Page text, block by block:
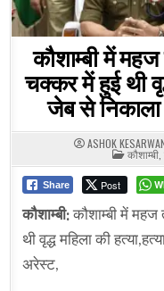
कौशाम्बी में
चक्कर में हुई थी
जेब से
ASHOK
POSTED
IN
कौशाम्बी,
Share Post
कौशाम्बी:कौशाम्बी में
थी वृद्ध महिला की
अरेस्ट,